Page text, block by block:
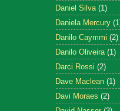
Daniel Silva (1)
Daniela Mercury
Danilo Caymmi (2)
Danilo Oliveira (1)
Darci Rossi (2)
Dave Maclean (1)
Davi Moraes (2)